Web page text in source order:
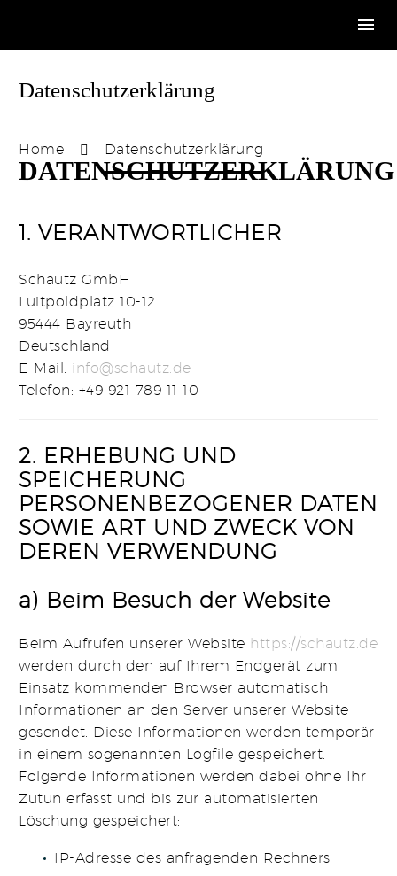
Datenschutzerklärung
Home Datenschutzerklärung
DATENSCHUTZERKLÄRUNG
1. VERANTWORTLICHER
Schautz GmbH
Luitpoldplatz 10-12
95444 Bayreuth
Deutschland
E-Mail: info@schautz.de
Telefon: +49 921 789 11 10
2. ERHEBUNG UND
SPEICHERUNG
PERSONENBEZOGENER DATEN
SOWIE ART UND ZWECK VON
DEREN VERWENDUNG
a) Beim Besuch der Website
Beim Aufrufen unserer Website https://schautz .de
werden durch den auf Ihrem Endgerät zum
Einsatz kommenden Browser automatisch
Informationen an den Server unserer Website
gesendet. Diese Informationen werden temporär
in einem sogenannten Logfile gespeichert.
Folgende Informationen werden dabei ohne Ihr
Zutun erfasst und bis zur automatisierten
Löschung gespeichert:
IP-Adresse des anfragenden Rechners